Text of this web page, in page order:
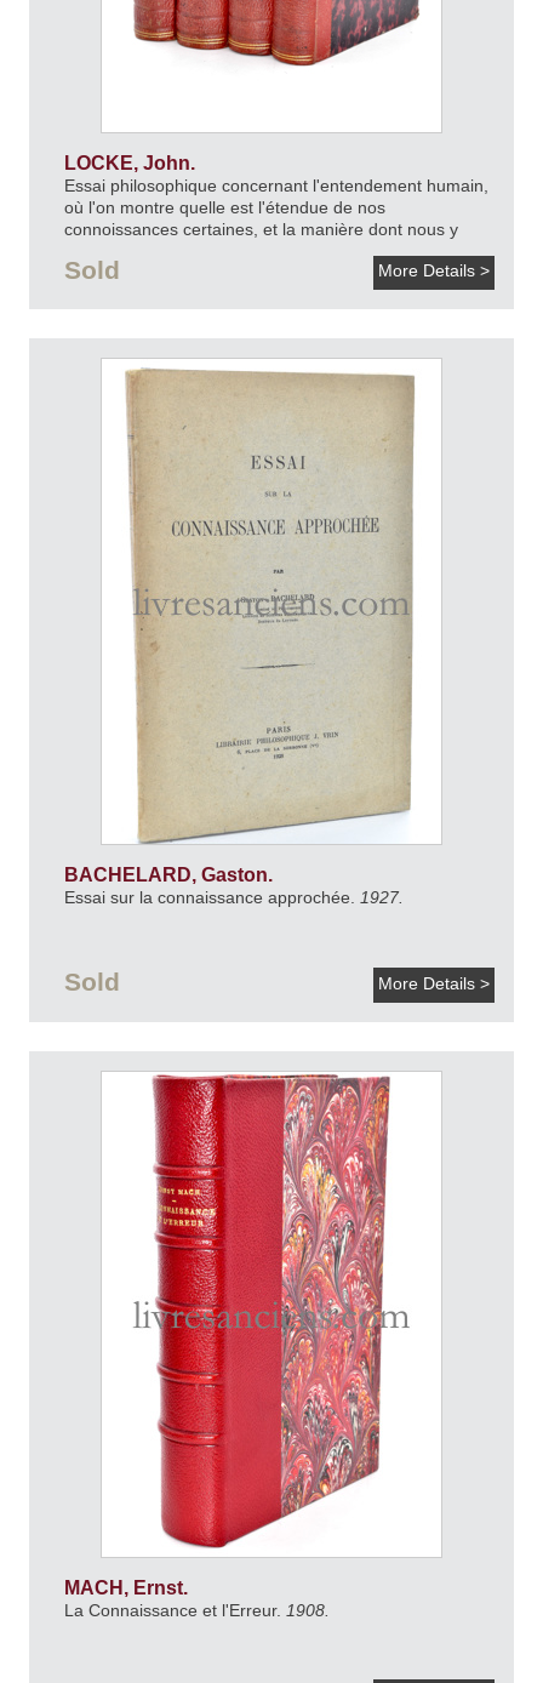
LOCKE, John.
Essai philosophique concernant l'entendement humain,
où l'on montre quelle est l'étendue de nos
connoissances certaines, et la manière dont nous y
Sold More Details >
BACHELARD, Gaston.
Essai sur la connaissance approchée. 1927.
Sold More Details >
MACH, Ernst.
La Connaissance et l'Erreur. 1908.